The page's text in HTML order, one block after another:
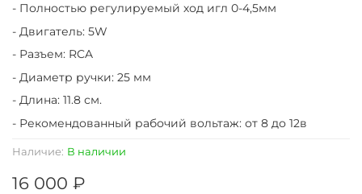
Наличие: В наличии
16 000 ₽
- Полностью регулируемый ход игл 0-4,5мм
- Двигатель: 5W
- Разъем: RCA
- Диаметр ручки: 25 мм
- Длина: 11.8 см.
- Рекомендованный рабочий вольтаж: от 8 до 12в